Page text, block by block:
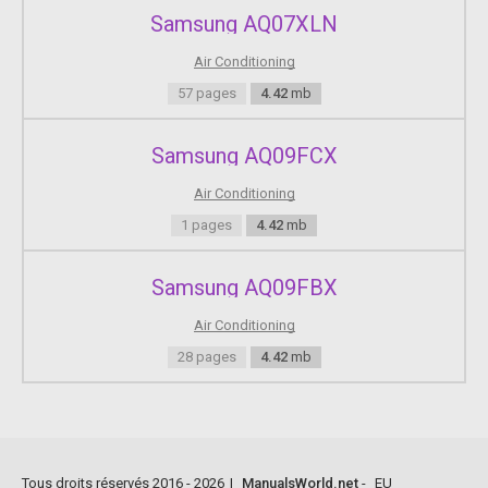
fr on t g ril le by pus hi ng o n bo th sid es and ce nt er . IM
POR T ANT Y o u m u s t gi v e a tt en ti o n wh e n d is a ss
e m bl i n g t he f ro n t g ril l e an d mu s t ch eck t h e sa f e
d Re m ot e C o nt r ol l er W ir e le s s Re m ot e C on t r ol
le r 1 Op en t he fr on t g ril le by pus hi ng o n bo th sid es
E- 15 ENGLISH Solving Common Problems Pr o ble m Ex pl
an at io n/S ol uti on Th e ai r c o nd i ti on er d oe s n o t op
Page 16
Samsung AQ07XLN
Air Conditioning
57 pages
4.42mb
Samsung AQ09FCX
Air Conditioning
1 pages
4.42 mb
Samsung AQ09FBX
Air Conditioning
28 pages
4.42mb
Tous droits réservés 2016 - 2026 | ManualsWorld.net - EU